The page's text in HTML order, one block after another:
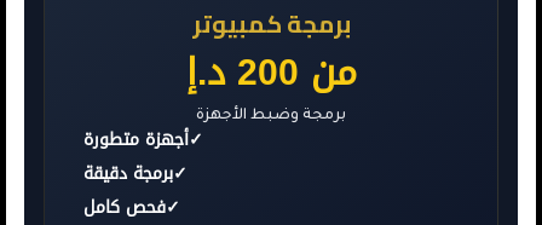
برمجة كمبيوتر
من 200 د.إ
برمجة وضبط الأجهزة
✓أجهزة متطورة
✓برمجة دقيقة
✓فحص كامل